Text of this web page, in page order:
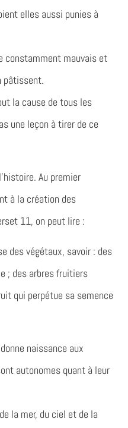
elles aussi punies à
constamment mauvais et
pâtissent.
la cause de tous les
une leçon à tirer de ce
Au premier
à la création des
11, on peut lire :
des végétaux, savoir : des
; des arbres fruitiers
qui perpétue sa semence
naissance aux
autonomes quant à leur
la mer, du ciel et de la